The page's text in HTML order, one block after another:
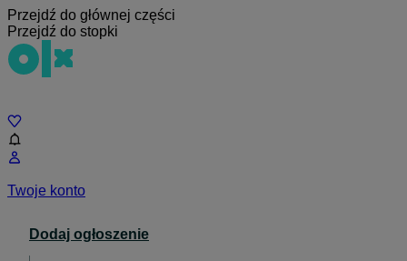
Przejdź do głównej części
Przejdź do stopki
Twoje konto
Dodaj ogłoszenie